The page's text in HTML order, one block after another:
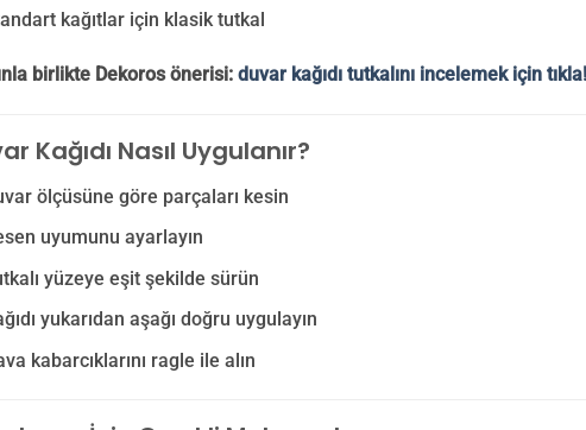
kağıtlar için klasik tutkal
birlikte Dekoros önerisi: duvar kağıdı tutkalını incelemek için tıkla!
Kağıdı Nasıl Uygulanır?
ölçüsüne göre parçaları kesin
uyumunu ayarlayın
yüzeye eşit şekilde sürün
yukarıdan aşağı doğru uygulayın
kabarcıklarını ragle ile alın